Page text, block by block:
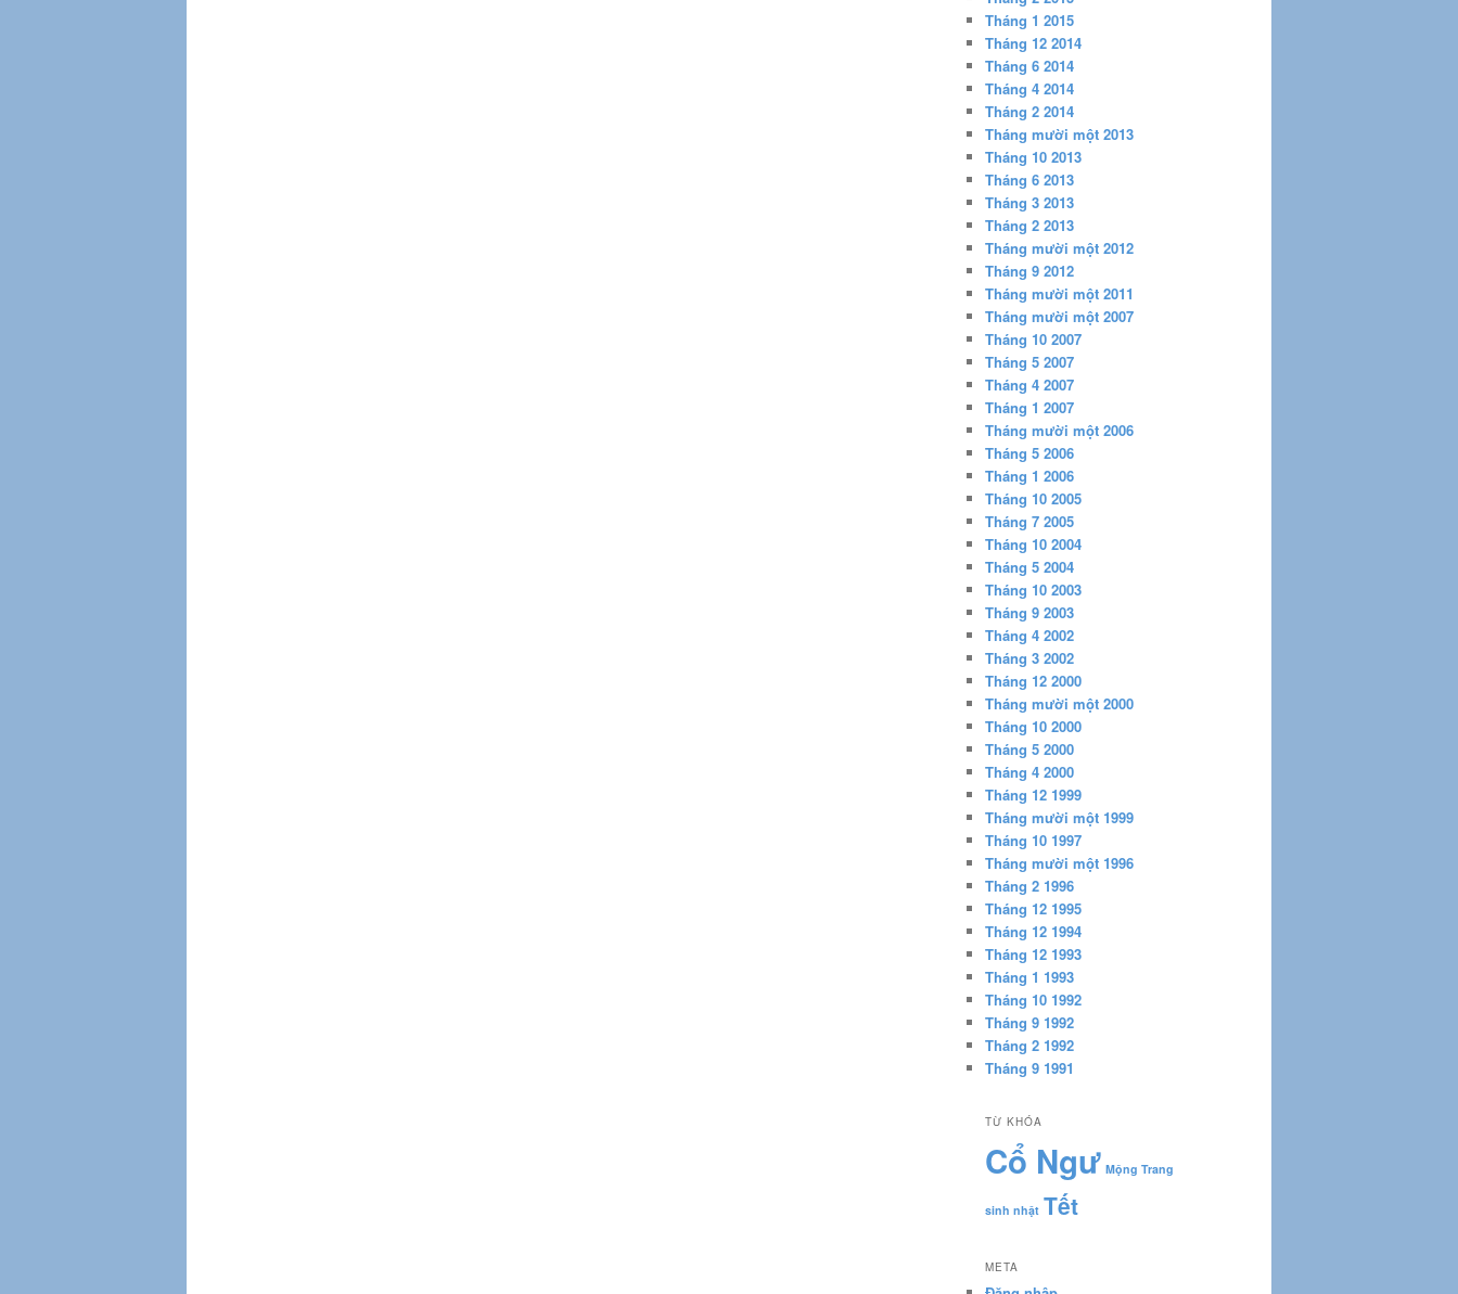
Tháng 1 2015
Tháng 12 2014
Tháng 6 2014
Tháng 4 2014
Tháng 2 2014
Tháng mười một 2013
Tháng 10 2013
Tháng 6 2013
Tháng 3 2013
Tháng 2 2013
Tháng mười một 2012
Tháng 9 2012
Tháng mười một 2011
Tháng mười một 2007
Tháng 10 2007
Tháng 5 2007
Tháng 4 2007
Tháng 1 2007
Tháng mười một 2006
Tháng 5 2006
Tháng 1 2006
Tháng 10 2005
Tháng 7 2005
Tháng 10 2004
Tháng 5 2004
Tháng 10 2003
Tháng 9 2003
Tháng 4 2002
Tháng 3 2002
Tháng 12 2000
Tháng mười một 2000
Tháng 10 2000
Tháng 5 2000
Tháng 4 2000
Tháng 12 1999
Tháng mười một 1999
Tháng 10 1997
Tháng mười một 1996
Tháng 2 1996
Tháng 12 1995
Tháng 12 1994
Tháng 12 1993
Tháng 1 1993
Tháng 10 1992
Tháng 9 1992
Tháng 2 1992
Tháng 9 1991
TỪ KHÓA
Cổ Ngư Mộng Trang
sinh nhật Tết
META